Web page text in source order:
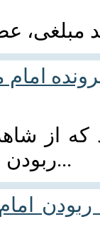
از
ربودن امام صدر تنها سه نفر زند...